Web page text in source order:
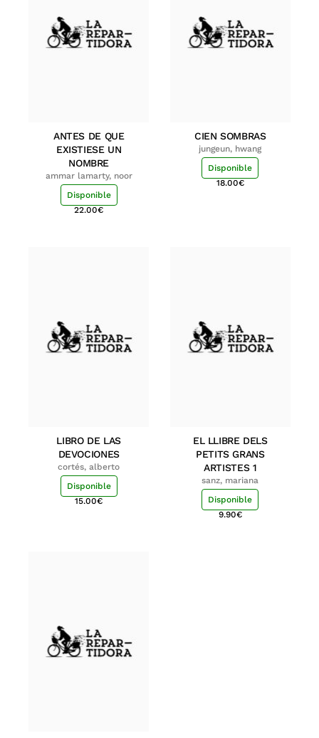
ANTES DE QUE
EXISTIESE UN
NOMBRE
ammar lamarty, noor
Disponible
22.00€
CIEN SOMBRAS
jungeun, hwang
Disponible
18.00€
LIBRO DE LAS
DEVOCIONES
cortés, alberto
Disponible
15.00€
EL LLIBRE DELS
PETITS GRANS
ARTISTES 1
sanz, mariana
Disponible
9.90€